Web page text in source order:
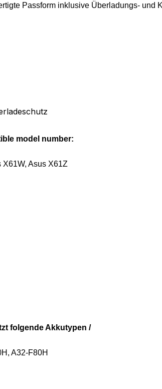
Passform inklusive Überladungs- und
model number:
Asus X61Z
folgende Akkutypen /
A32-F80H